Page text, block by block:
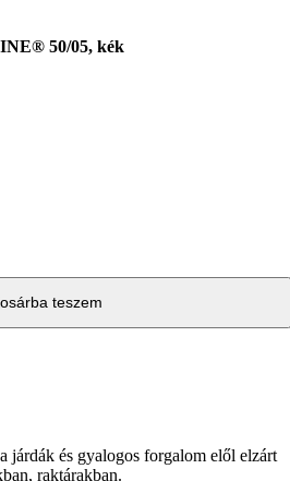
50/05, kék
teszem
járdák és gyalogos forgalom elől elzárt
raktárakban.